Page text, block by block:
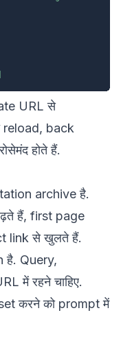
URL से
reload, back
होते हैं.
archive है.
हैं, first page
link से खुलते हैं.
है. Query,
में रहने चाहिए.
करने को prompt में